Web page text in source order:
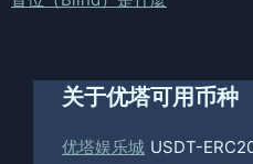
关于优塔
优塔娱乐城
可用币种
USDT-